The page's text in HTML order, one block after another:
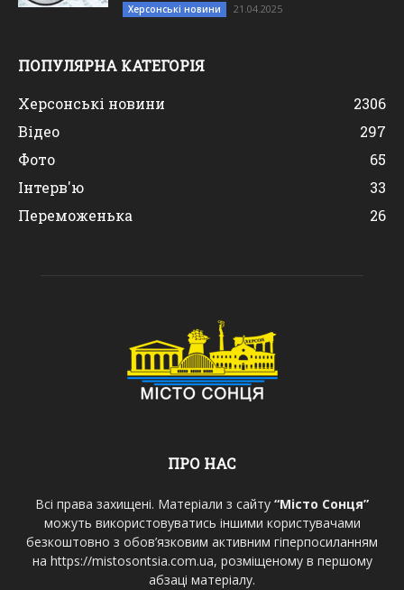
Херсонські новини 21.04.2025
ПОПУЛЯРНА КАТЕГОРІЯ
Херсонські новини
2306
Відео
297
Фото
65
Інтерв'ю
33
Переможенька
26
ПРО НАС
Всі права захищені. Матеріали з сайту “Місто Сонця”
можуть використовуватись іншими користувачами
безкоштовно з обов’язковим активним гіперпосиланням
на https://mistosontsia.com.ua, розміщеному в першому
абзаці матеріалу.